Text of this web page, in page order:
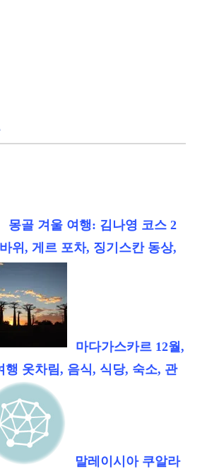
몽골 겨울 여행: 김나영 코스 2
위, 게르 포차, 징기스칸 동상,
마다가스카르 12월,
행 옷차림, 음식, 식당, 숙소, 관
말레이시아 쿠알라